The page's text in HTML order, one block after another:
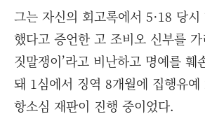
그는 자신의 회고록에서 5·18 당
했다고 증언한 고 조비오 신부를 가
짓말쟁이’라고 비난하고 명예를 훼
돼 1심에서 징역 8개월에 집행유예
항소심 재판이 진행 중이었다.